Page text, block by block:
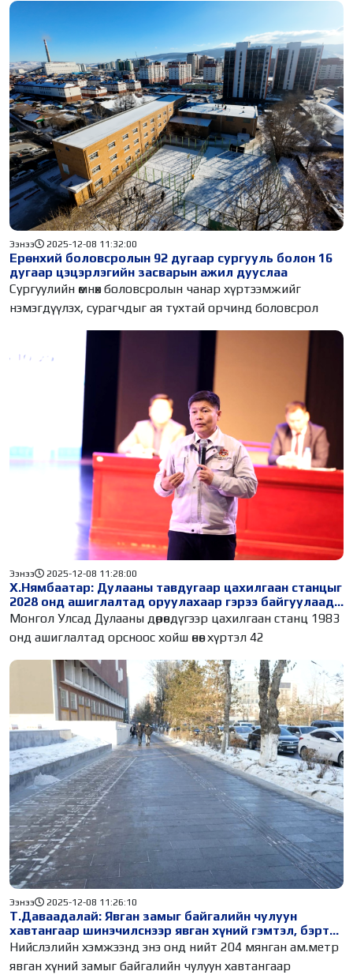
Ерөнхий боловсролын 92 дугаар сургууль болон 16
дугаар цэцэрлэгийн засварын ажил дууслаа
Ээнээ 2025-12-08 11:32:00
Сургуулийн өмнөх боловсролын чанар хүртээмжийг
нэмэгдүүлэх, сурагчдыг ая тухтай орчинд боловсрол
Х.Нямбаатар: Дулааны тавдугаар цахилгаан станцыг
2028 онд ашиглалтад оруулахаар гэрээ байгуулаад
байна
Ээнээ 2025-12-08 11:28:00
Монгол Улсад Дулааны дөрөвдүгээр цахилгаан станц 1983
онд ашиглалтад орсноос хойш өнөөг хүртэл 42
Т.Даваадалай: Явган замыг байгалийн чулуун
хавтангаар шинэчилснээр явган хүний гэмтэл, бэртэл
15 хувиар буурсан
Ээнээ 2025-12-08 11:26:10
Нийслэлийн хэмжээнд энэ онд нийт 204 мянган ам.метр
явган хүний замыг байгалийн чулуун хавтангаар